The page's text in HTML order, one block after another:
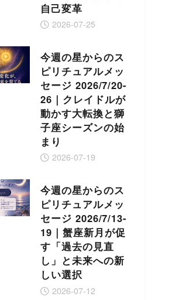
自己変革
2026-07-25
今週の星からのス
ピリチュアルメッ
セージ 2026/7/20-
26｜クレイドルが
動かす大転換と獅
子座シーズンの始
まり
2026-07-19
今週の星からのス
ピリチュアルメッ
セージ 2026/7/13-
19｜蟹座新月が促
す「過去の見直
し」と未来への新
しい選択
2026-07-12